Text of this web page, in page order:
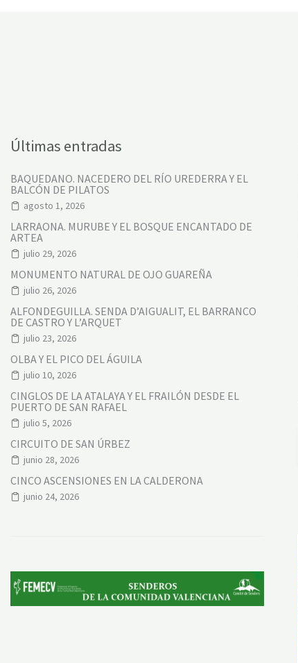
Últimas entradas
BAQUEDANO. NACEDERO DEL RÍO UREDERRA Y EL
BALCÓN DE PILATOS
agosto 1, 2026
LARRAONA. MURUBE Y EL BOSQUE ENCANTADO DE
ARTEA
julio 29, 2026
MONUMENTO NATURAL DE OJO GUAREÑA
julio 26, 2026
ALFONDEGUILLA. SENDA D’AIGUALIT, EL BARRANCO
DE CASTRO Y L’ARQUET
julio 23, 2026
OLBA Y EL PICO DEL ÁGUILA
julio 10, 2026
CINGLOS DE LA ATALAYA Y EL FRAILÓN DESDE EL
PUERTO DE SAN RAFAEL
julio 5, 2026
CIRCUITO DE SAN ÚRBEZ
junio 28, 2026
CINCO ASCENSIONES EN LA CALDERONA
junio 24, 2026